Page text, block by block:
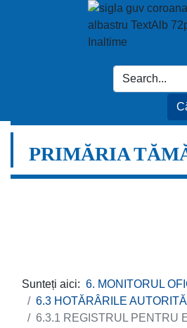
PRIMĂRIA
Sunteți aici: 6. MONITORUL
6.3 HOTĂRÂRILE
6.3.1 REGISTRUL PENTRU